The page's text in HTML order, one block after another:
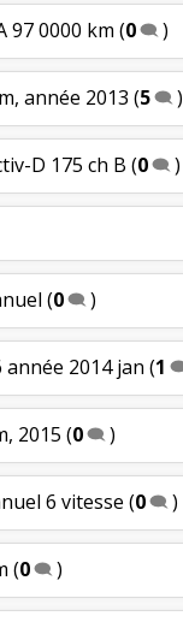
97 0000 km (0 )
année 2013 (5 )
D 175 ch B (0 )
(0 )
année 2014 jan (1
2015 (0 )
6 vitesse (0 )
(0 )